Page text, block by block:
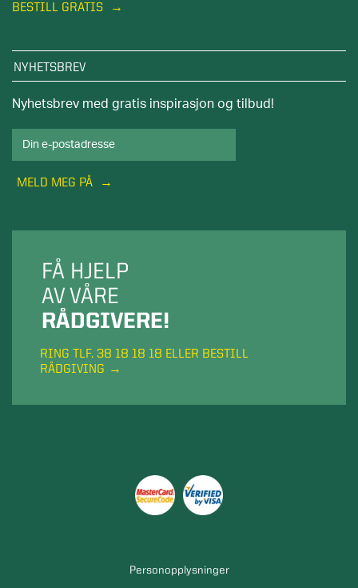
BESTILL GRATIS
NYHETSBREV
Nyhetsbrev med gratis inspirasjon og tilbud!
MELD MEG PÅ
FÅ HJELP
AV VÅRE
RÅDGIVERE!
RING TLF. 38 18 18 18 ELLER BESTILL
RÅDGIVING
Personopplysninger